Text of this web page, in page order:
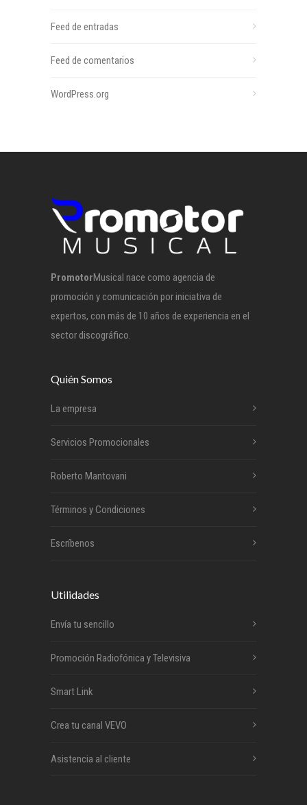
Feed de entradas
Feed de comentarios
WordPress.org
PromotorMusical nace como agencia de
promoción y comunicación por iniciativa de
expertos, con más de 10 años de experiencia en el
sector discográfico.
Quién Somos
La empresa
Servicios Promocionales
Roberto Mantovani
Términos y Condiciones
Escríbenos
Utilidades
Envía tu sencillo
Promoción Radiofónica y Televisiva
Smart Link
Crea tu canal VEVO
Asistencia al cliente